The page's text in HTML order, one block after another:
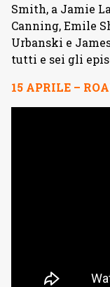
Smith, a Jamie
Canning, Emile
Urbanski e
tutti e sei gli
15 APRILE –